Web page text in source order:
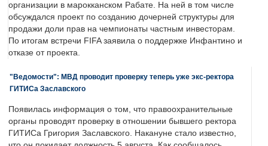
организации в марокканском Рабате. На ней в том числе
обсуждался проект по созданию дочерней структуры для
продажи доли прав на чемпионаты частным инвесторам.
По итогам встречи FIFA заявила о поддержке Инфантино и
отказе от проекта.
"Ведомости": МВД проводит проверку теперь уже экс-ректора
ГИТИСа Заславского
Появилась информация о том, что правоохранительные
органы проводят проверку в отношении бывшего ректора
ГИТИСа Григория Заславского. Накануне стало известно,